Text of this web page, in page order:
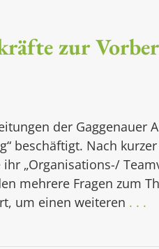
zur
der Gaggenauer
beschäftigt. Nach
„Organisations-/
mehrere Fragen zum
um einen weiteren . . .